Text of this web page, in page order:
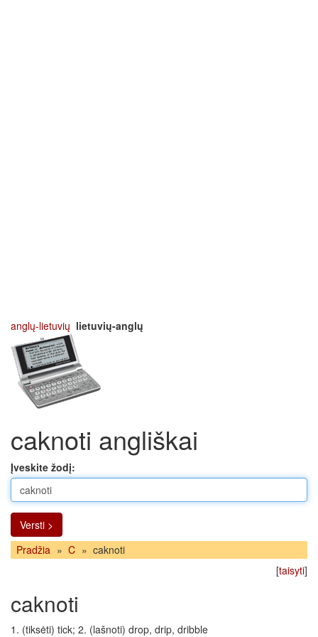
anglų-lietuvių lietuvių-anglų
caknoti angliškai
Įveskite žodį:
Versti >
Pradžia » C » caknoti
[taisyti]
caknoti
1. (tiksėti) tick; 2. (lašnoti) drop, drip, dribble